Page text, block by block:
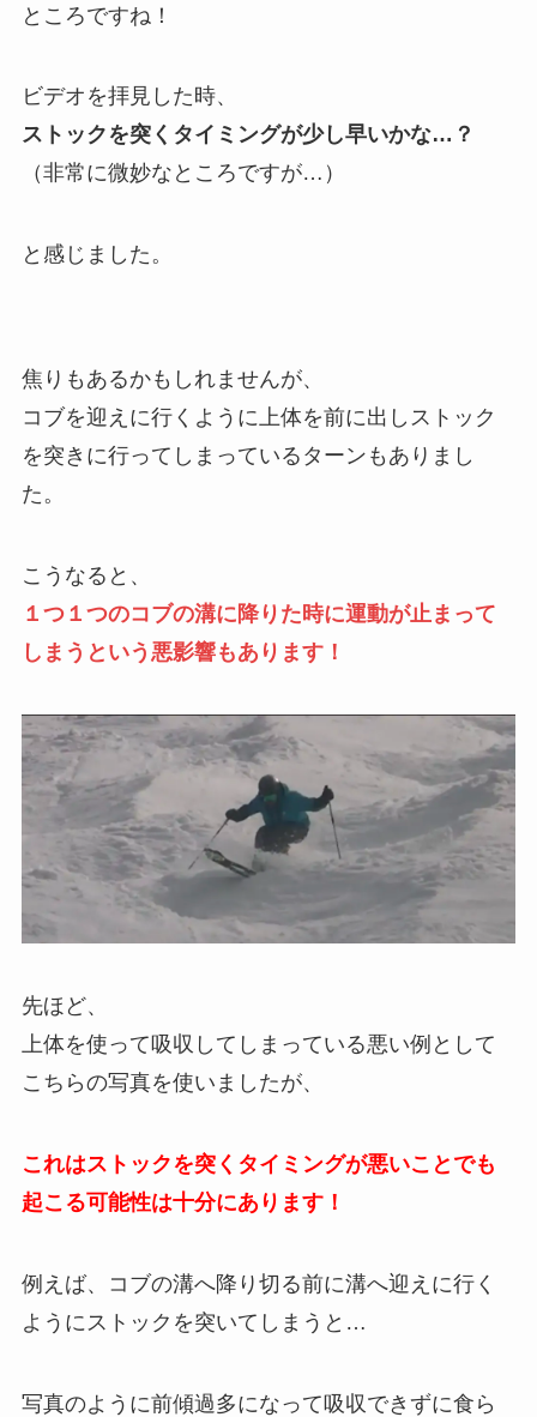
ところですね！
ビデオを拝見した時、
ストックを突くタイミングが少し早いかな…？
（非常に微妙なところですが…）
と感じました。
焦りもあるかもしれませんが、
コブを迎えに行くように上体を前に出しストック
を突きに行ってしまっているターンもありまし
た。
こうなると、
１つ１つのコブの溝に降りた時に運動が止まって
しまうという悪影響もあります！
先ほど、
上体を使って吸収してしまっている悪い例として
こちらの写真を使いましたが、
これはストックを突くタイミングが悪いことでも
起こる可能性は十分にあります！
例えば、コブの溝へ降り切る前に溝へ迎えに行く
ようにストックを突いてしまうと…
写真のように前傾過多になって吸収できずに食ら